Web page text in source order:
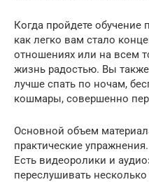
Когда пройдете обучение
как легко вам стало
отношениях или на всем
жизнь радостью. Вы
лучше спать по ночам,
кошмары, совершенно
Основной объем
практические
Есть видеоролики и
переслушивать